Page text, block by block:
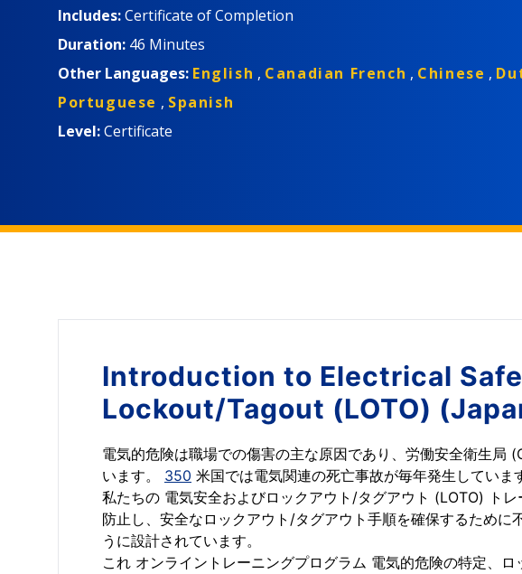
Includes:Certificate of Completion
Duration: 46 Minutes
Other Languages: English , Canadian French , Chinese ,
Portuguese , Spanish
Level:Certificate
Introduction to Electrical
Lockout/Tagout (LOTO)
電気的危険は職場での傷害の主な原因であり、労働安全衛生局
います。 350 米国では電気関連の死亡事故が毎年発生していま
私たちの 電気安全およびロックアウト/タグアウト (LOTO) ト
防止し、安全なロックアウト/タグアウト手順を確保するために
うに設計されています。
これ オンライントレーニングプログラム 電気的危険の特定、